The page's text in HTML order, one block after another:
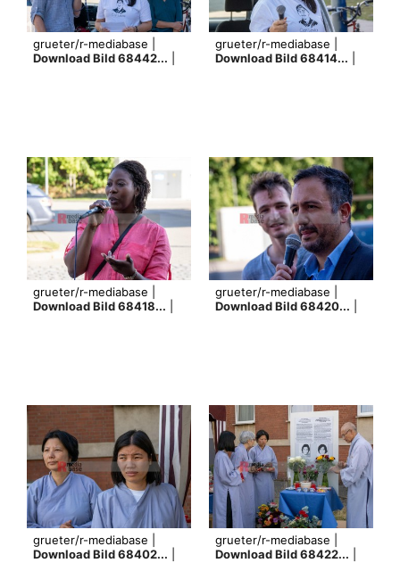
grueter/r-mediabase |
Download Bild 68442...
grueter/r-mediabase |
Download Bild 68414...
grueter/r-mediabase |
Download Bild 68418...
grueter/r-mediabase |
Download Bild 68420...
grueter/r-mediabase |
Download Bild 68402...
grueter/r-mediabase |
Download Bild 68422...